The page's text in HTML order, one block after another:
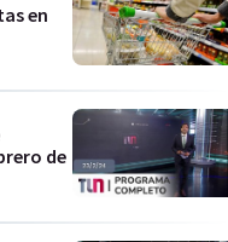
en
de